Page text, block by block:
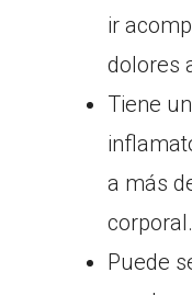
ir
dolores
Tiene
a más
corporal.
Puede